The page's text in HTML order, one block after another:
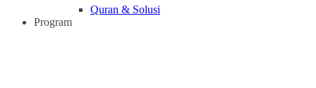
Quran & Solusi
Program